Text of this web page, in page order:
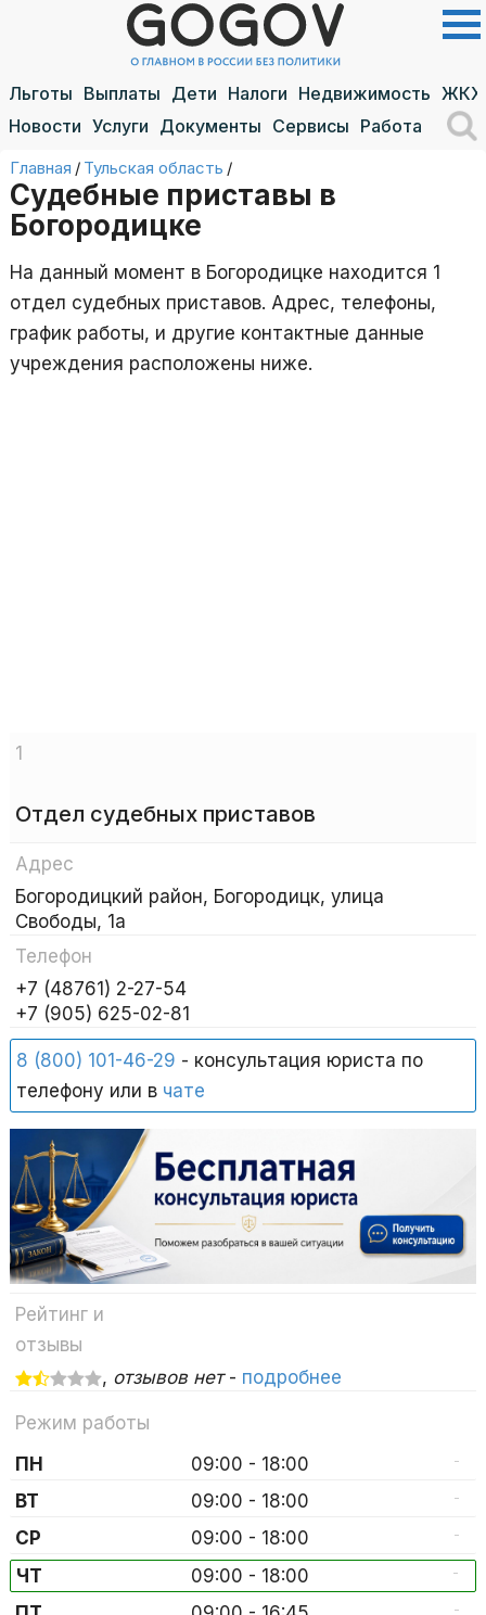
Льготы Выплаты Дети Налоги Недвижимость ЖКХ
Новости Услуги Документы Сервисы Работа
Главная / Тульская область /
Судебные приставы в
Богородицке
На данный момент в Богородицке находится 1
отдел судебных приставов. Адрес, телефоны,
график работы, и другие контактные данные
учреждения расположены ниже.
1
Отдел судебных приставов
Адрес
Богородицкий район, Богородицк, улица
Свободы, 1а
Телефон
+7 (48761) 2-27-54
+7 (905) 625-02-81
8 (800) 101-46-29 - консультация юриста по
телефону или в чате
Рейтинг и
отзывы
, отзывов нет- подробнее
Режим работы
ПН
09:00 - 18:00 -
ВТ 09:00 - 18:00 -
СР 09:00 - 18:00 -
ЧТ 09:00 - 18:00 -
-